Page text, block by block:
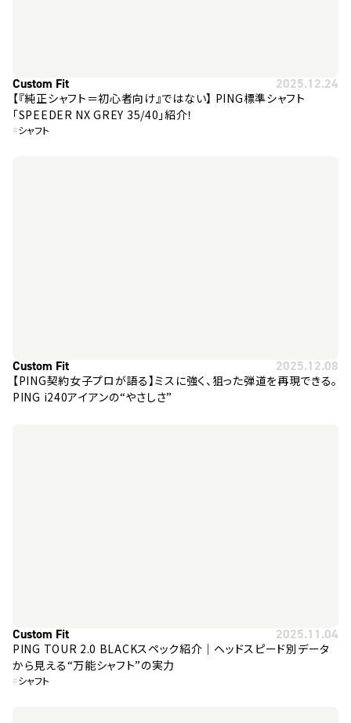
Custom Fit 2025.12.24
【『純正シャフト＝初心者向け』ではない】 PING標準シャフト
「SPEEDER NX GREY 35/40」紹介！
#シャフト
Custom Fit 2025.12.08
【PING契約女子プロが語る】ミスに強く、狙った弾道を再現できる。
PING i240アイアンの“やさしさ”
Custom Fit 2025.11.04
PING TOUR 2.0 BLACKスペック紹介｜ヘッドスピード別データ
から見える“万能シャフト”の実力
#シャフト